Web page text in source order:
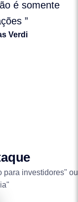
é somente
”
Verdi
para investidores" ou